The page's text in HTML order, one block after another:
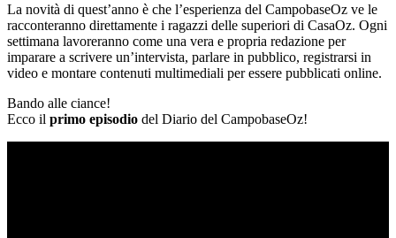
La novità di quest’anno è che l’esperienza del CampobaseOz ve le
racconteranno direttamente i ragazzi delle superiori di CasaOz. Ogni
settimana lavoreranno come una vera e propria redazione per
imparare a scrivere un’intervista, parlare in pubblico, registrarsi in
video e montare contenuti multimediali per essere pubblicati online.
Bando alle ciance!
Ecco il primo episodio del Diario del CampobaseOz!